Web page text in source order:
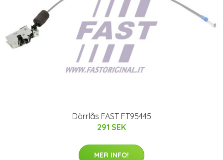
Dörrlås FAST FT95445
291 SEK
MER INFO!